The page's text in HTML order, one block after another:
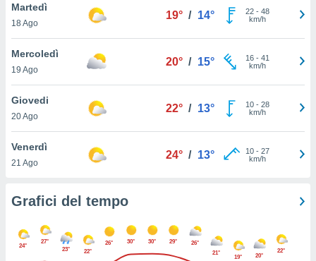
In
ti
per
nel
utilizzati
o
potrai
Martedì
18 Ago
19° / 14° 22- 48
km/h
Mercoledì
19 Ago
20° / 15° 16- 41
km/h
Giovedi
20 Ago
22° / 13° 10- 28
km/h
Venerdì
21 Ago
24° / 13° 10- 27
km/h
Grafici del tempo
24°
27°
23°
22°
26° 30° 30° 29°
26°
21°
19° 20°
22°